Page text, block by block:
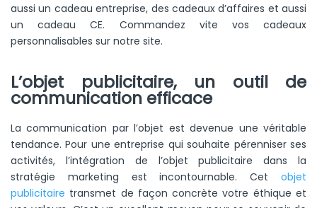
aussi un cadeau entreprise, des cadeaux d’affaires et aussi
un cadeau CE. Commandez vite vos cadeaux
personnalisables sur notre site.
L’objet publicitaire, un outil de
communication efficace
La communication par l’objet est devenue une véritable
tendance. Pour une entreprise qui souhaite pérenniser ses
activités, l’intégration de l’objet publicitaire dans la
stratégie marketing est incontournable. Cet objet
publicitaire transmet de façon concrète votre éthique et